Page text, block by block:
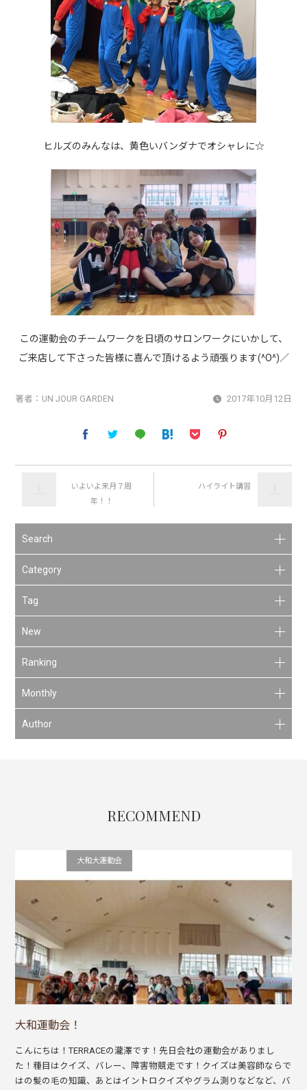
ヒルズのみんなは、黄色いバンダナでオシャレに☆
この運動会のチームワークを日頃のサロンワークにいかして、
ご来店して下さった皆様に喜んで頂けるよう頑張ります(^O^)／
著者： UN JOUR GARDEN 2017年10月12日
いよいよ来月７周
年！！
ハイライト講習
Search
Category
Tag
New
Ranking
Monthly
Author
RECOMMEND
大和大運動会
大和運動会！
こんにちは！TERRACEの瀧澤です！先日会社の運動会がありまし
た！種目はクイズ、バレー、障害物競走です！クイズは美容師ならで
はの髪の毛の知識、あとはイントロクイズやグラム測りなどなど、バ